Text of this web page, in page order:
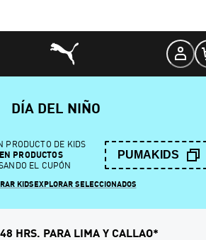
DÍA DEL NIÑO
PRODUCTO DE KIDS
PRODUCTOS
EL CUPÓN
PUMAKIDS
KIDSEXPLORAR SELECCIONADOS
HRS. PARA LIMA Y CALLAO*